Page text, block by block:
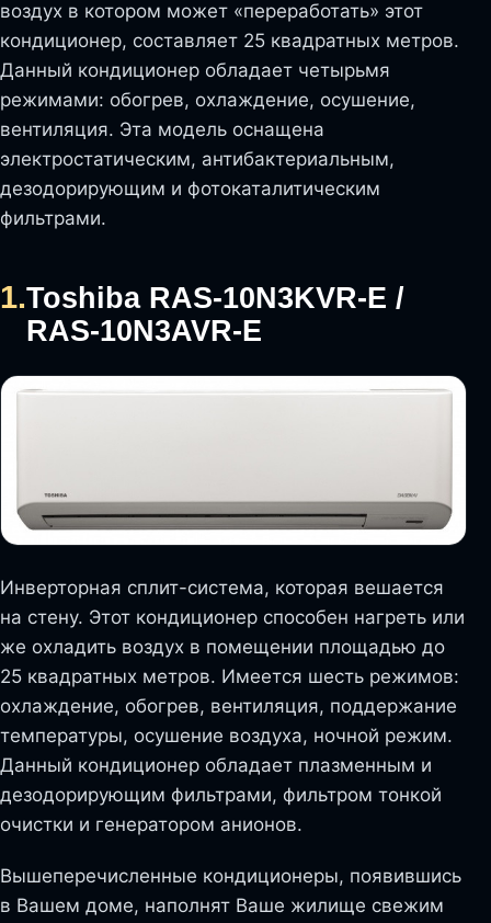
воздух в котором может «переработать» этот
кондиционер, составляет 25 квадратных метров.
Данный кондиционер обладает четырьмя
режимами: обогрев, охлаждение, осушение,
вентиляция. Эта модель оснащена
электростатическим, антибактериальным,
дезодорирующим и фотокаталитическим
фильтрами.
1.Toshiba RAS-10N3KVR-E /
RAS-10N3AVR-E
Инверторная сплит-система, которая вешается
на стену. Этот кондиционер способен нагреть или
же охладить воздух в помещении площадью до
25 квадратных метров. Имеется шесть режимов:
охлаждение, обогрев, вентиляция, поддержание
температуры, осушение воздуха, ночной режим.
Данный кондиционер обладает плазменным и
дезодорирующим фильтрами, фильтром тонкой
очистки и генератором анионов.
Вышеперечисленные кондиционеры, появившись
в Вашем доме, наполнят Ваше жилище свежим